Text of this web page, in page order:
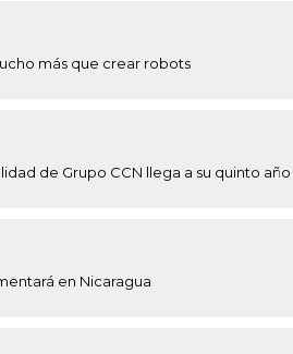
más que crear robots
de Grupo CCN llega a su quinto
en Nicaragua